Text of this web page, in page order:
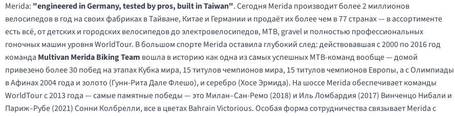
Merida: "engineered in Germany, tested by pros, built in Taiwan". Сегодня Merida производит более 2 миллионов
велосипедов в год на своих фабриках в Тайване, Китае и Германии и продаёт их более чем в 77 странах — в ассортименте
есть всё, от детских и городских велосипедов до электровелосипедов, MTB, gravel и полностью профессиональных
гоночных машин уровня WorldTour. В большом спорте Merida оставила глубокий след: действовавшая с 2000 по 2016 год
команда Multivan Merida Biking Team вошла в историю как одна из самых успешных MTB-команд вообще — домой
привезено более 30 побед на этапах Кубка мира, 15 титулов чемпионов мира, 15 титулов чемпионов Европы, а с Олимпиады
в Афинах 2004 года и золото (Гунн-Рита Дале Флешо), и серебро (Хосе Эрмида). На шоссе Merida обеспечивает команды
WorldTour с 2013 года — самые памятные победы — это Милан–Сан-Ремо (2018) и Иль Ломбардия (2017) Винченцо Нибали и
Париж–Рубе (2021) Сонни Колбрелли, все в цветах Bahrain Victorious. Особая форма сотрудничества связывает Merida с